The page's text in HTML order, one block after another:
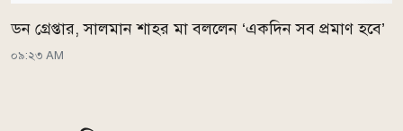
ডন গ্রেপ্তার, সালমান শাহর মা বললেন ‘একদিন সব প্রমাণ হবে’
০৯:২৩ AM